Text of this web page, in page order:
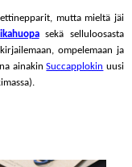
mutta mieltä jäi
sekä selluloosasta
ompelemaan ja
ainakinSuccapplokin uusi